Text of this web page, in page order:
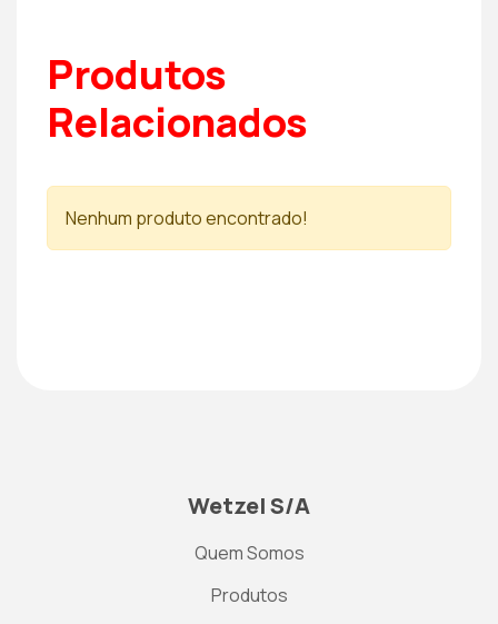
Produtos
Relacionados
Nenhum produto encontrado!
Wetzel S/A
Quem Somos
Produtos